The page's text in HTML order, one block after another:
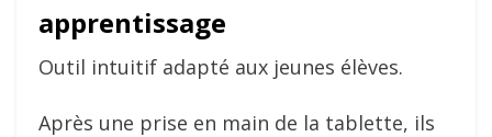
apprentissage
Outil intuitif adapté aux jeunes élèves.
Après une prise en main de la tablette, ils